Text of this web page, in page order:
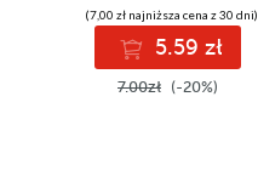
(7,00 zł najniższa cena z 30 dni)
5.59 zł
7.00zł (-20%)